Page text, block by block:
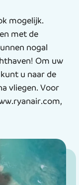
mogelijk.
met de
nogal
Om uw
u naar de
vliegen. Voor